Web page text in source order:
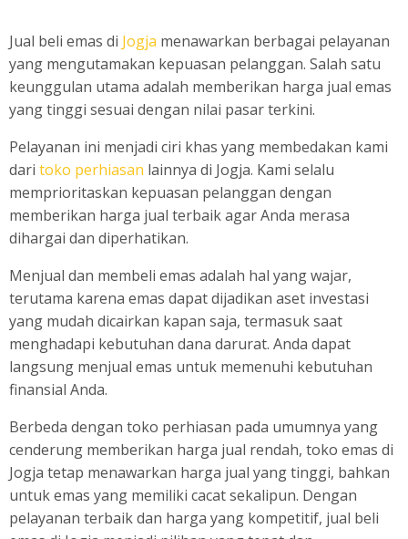
Jual beli emas di Jogja menawarkan berbagai pelayanan
yang mengutamakan kepuasan pelanggan. Salah satu
keunggulan utama adalah memberikan harga jual emas
yang tinggi sesuai dengan nilai pasar terkini.
Pelayanan ini menjadi ciri khas yang membedakan kami
dari toko perhiasan lainnya di Jogja. Kami selalu
memprioritaskan kepuasan pelanggan dengan
memberikan harga jual terbaik agar Anda merasa
dihargai dan diperhatikan.
Menjual dan membeli emas adalah hal yang wajar,
terutama karena emas dapat dijadikan aset investasi
yang mudah dicairkan kapan saja, termasuk saat
menghadapi kebutuhan dana darurat. Anda dapat
langsung menjual emas untuk memenuhi kebutuhan
finansial Anda.
Berbeda dengan toko perhiasan pada umumnya yang
cenderung memberikan harga jual rendah, toko emas di
Jogja tetap menawarkan harga jual yang tinggi, bahkan
untuk emas yang memiliki cacat sekalipun. Dengan
pelayanan terbaik dan harga yang kompetitif, jual beli